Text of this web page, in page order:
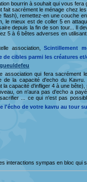
bourrin à souhait qui vous
fait sacrément le ménage chez
flash), remettez-en une couche
le mieux est de coller 5 en
depuis la fin de son tour... Il
5 à 6 bêtes adverses en
association,Scintillement
de cibles parmi les créatures
association qui fera sacrément
de la capacité d'echo du
la capacité d'infliger 4 à une
on n'aura pas d'echo a
... ce qui n'est pas
l'écho de votre kavru au tour
interactions sympas en bloc qui